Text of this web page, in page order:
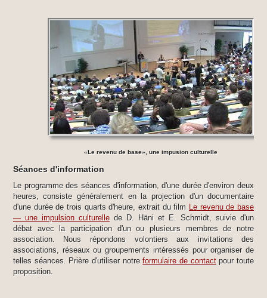
«Le revenu de base», une impusion culturelle
Séances d'information
Le programme des séances d'information, d'une durée d'environ deux
heures, consiste généralement en la projection d'un documentaire
d'une durée de trois quarts d'heure, extrait du film Le revenu de base
— une impulsion culturellede D. Häni et E. Schmidt, suivie d'un
débat avec la participation d'un ou plusieurs membres de notre
association. Nous répondons volontiers aux invitations des
associations, réseaux ou groupements intéressés pour organiser de
telles séances. Prière d'utiliser notreformulaire de contactpour toute
proposition.